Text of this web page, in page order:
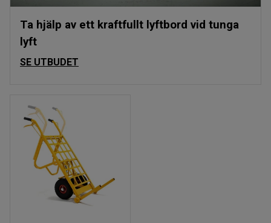
Ta hjälp av ett kraftfullt lyftbord vid tunga
lyft
SE UTBUDET